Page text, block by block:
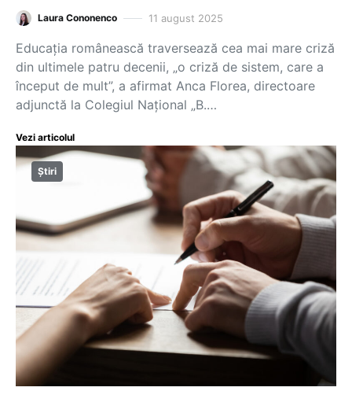
Laura Cononenco 11 august 2025
Educația românească traversează cea mai mare criză
din ultimele patru decenii, „o criză de sistem, care a
început de mult”, a afirmat Anca Florea, directoare
adjunctă la Colegiul Național „B.…
Vezi articolul
Știri